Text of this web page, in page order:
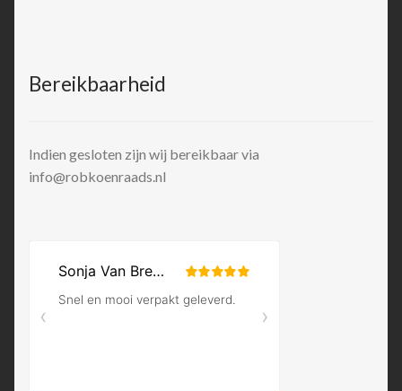
Bereikbaarheid
Indien gesloten zijn wij bereikbaar via
info@robkoenraads.nl